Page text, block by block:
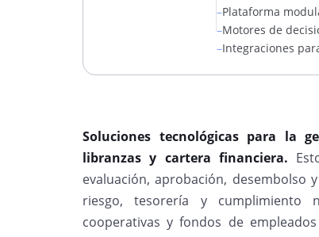
–Plataforma
–Motores de
–Integraciones
Soluciones tecnológicas para la
libranzas y cartera financiera.
evaluación, aprobación,
riesgo, tesorería y cumplimiento
cooperativas y fondos de